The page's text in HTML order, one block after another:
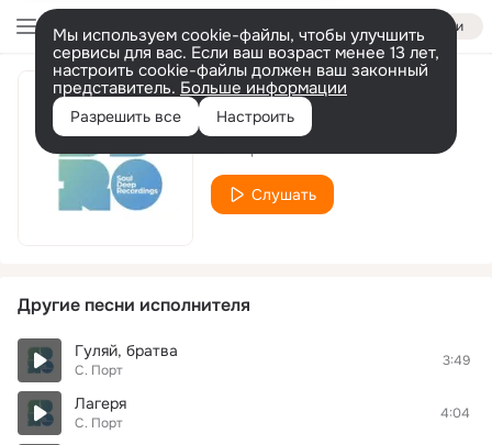
Войти
Мы используем cookie-файлы, чтобы улучшить
сервисы для вас. Если ваш возраст менее 13 лет,
настроить cookie-файлы должен ваш законный
представитель. Больше информации
Разрешить все Настроить
Шансонье
Слушать
Другие песни исполнителя
Гуляй, братва
С. Порт
3:49
Лагеря
С. Порт
4:04